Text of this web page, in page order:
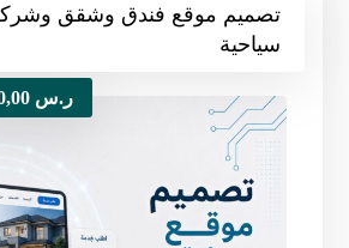
تصميم موقع فندق وشقق
سياحية
ر.س